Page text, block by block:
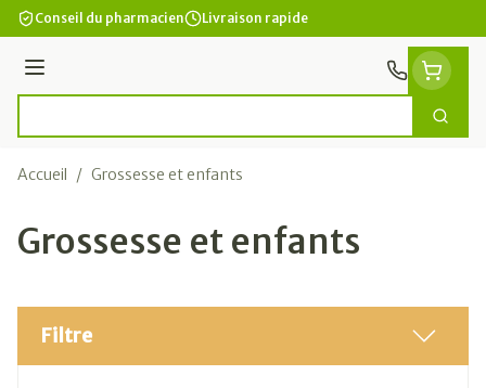
Aller au contenu
Conseil du pharmacien Livraison rapide
Menu
Accueil / Grossesse et enfants
Grossesse et enfants
Filtre